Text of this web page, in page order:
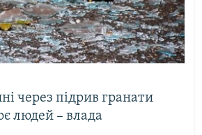
через підрив гранати
людей – влада